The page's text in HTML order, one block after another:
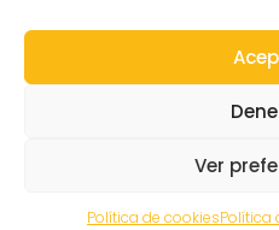
Ver
Política de cookiesPolítica
Política de